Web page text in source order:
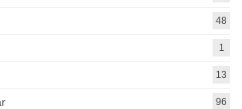
48
1
13
96